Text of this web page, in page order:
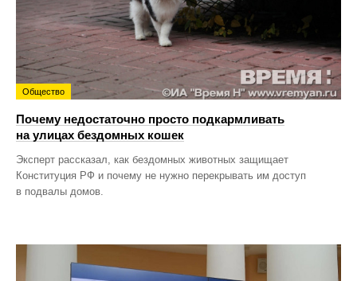
Общество
Почему недостаточно просто подкармливать
на улицах бездомных кошек
Эксперт рассказал, как бездомных животных защищает
Конституция РФ и почему не нужно перекрывать им доступ
в подвалы домов.